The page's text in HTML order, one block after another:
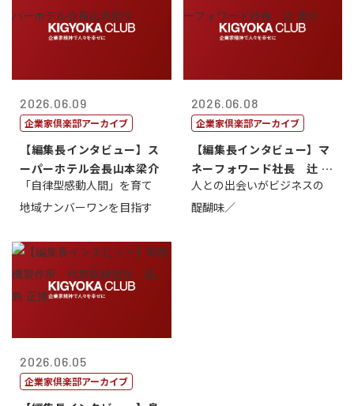
2026.06.09
企業家倶楽部アーカイブ
【編集長インタビュー】ス
ーパーホテル会長山本梁介
「自律型感動人間」を育て
地域ナンバーワンを目指す
2026.06.08
企業家倶楽部アーカイブ
【編集長インタビュー】マ
ネーフォワード社長 辻 庸
介
人との出会いがビジネスの
醍醐味／
2026.06.05
企業家倶楽部アーカイブ